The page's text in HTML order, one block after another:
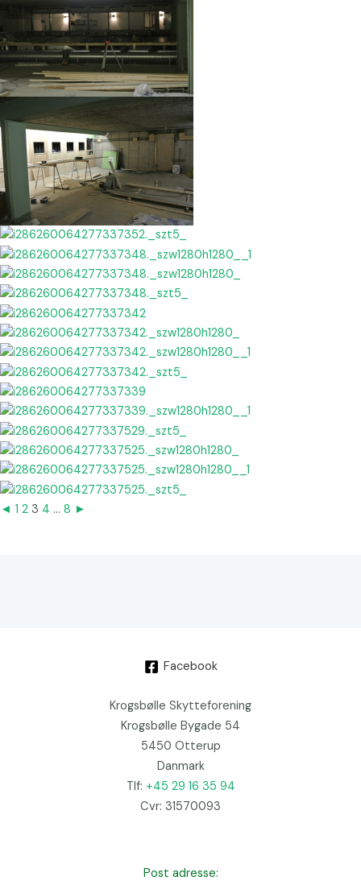
◄ 1 2 3 4 ... 8 ►
Facebook
Krogsbølle Skytteforening
Krogsbølle Bygade 54
5450 Otterup
Danmark
Tlf: +45 29 16 35 94
Cvr: 31570093
Post adresse: